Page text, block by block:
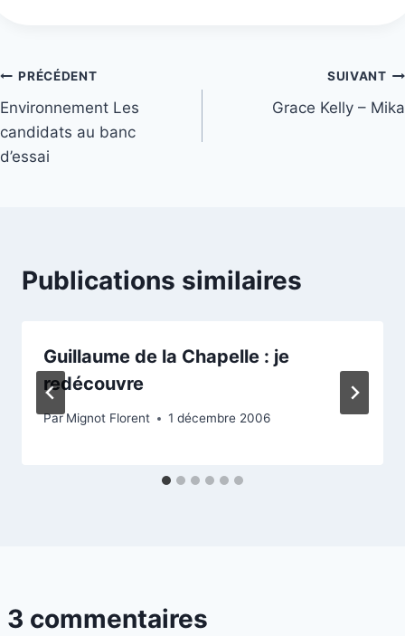
Navigation
de
l’article
PRÉCÉDENT
Environnement Les
candidats au banc
d’essai
SUIVANT
Grace Kelly – Mika
Publications similaires
Guillaume de la Chapelle : je
redécouvre
Par Mignot Florent 1 décembre 2006
3 commentaires